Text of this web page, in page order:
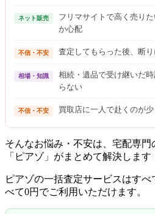
ネット販売
フリマサイトで高く売り
か心配
不信・不安 査定してもらった後、断
相場・知識
相続・遺品で受け継いだ
らない
不信・不安 買取店に一人で赴くのが
そんなお悩み・不安は、宅配専
「ピアゾ」がまとめて解決します
ピアゾの一括査定サービスはすべ
べて0円でご利用いただけます。